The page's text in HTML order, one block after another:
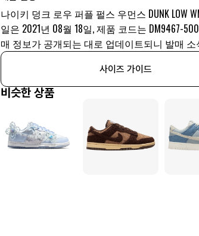
나이키 덩크 로우 퍼플 펄스 우먼스 DUNK LOW
일은 2021년 08월 18일, 제품 코드는 DM9467-
매 정보가 공개되는 대로 업데이트되니 발매
사이즈 가이드
비슷한 상품